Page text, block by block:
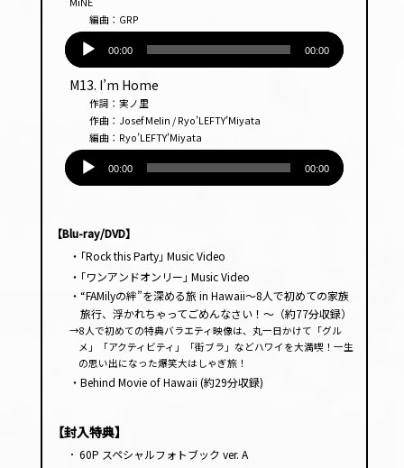
編曲：GRP
レー
00:00 00:00
M13. I’m Home
作詞：実ノ里
作曲：Josef Melin / Ryo’LEFTY’Miyata
編曲：Ryo’LEFTY’Miyata
ヤー
00:00 00:00
【Blu-ray/DVD】
・｢Rock this Party｣ Music Video
・｢ワンアンドオンリー｣ Music Video
・“FAMilyの絆”を深める旅 in Hawaii～8人で初めての家族
旅行、浮かれちゃってごめんなさい！～（約77分収録）
→8人で初めての特典バラエティ映像は、丸一日かけて「グル
メ」「アクティビティ」「街ブラ」などハワイを大満喫！一生
の思い出になった爆笑大はしゃぎ旅！
・Behind Movie of Hawaii (約29分収録)
【封入特典】
･ 60P スペシャルフォトブック ver. A